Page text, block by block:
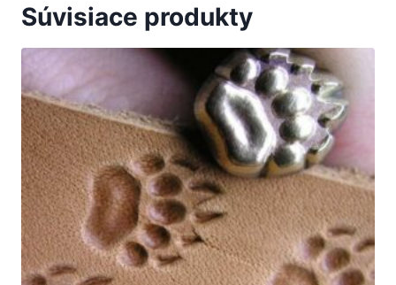
Súvisiace produkty